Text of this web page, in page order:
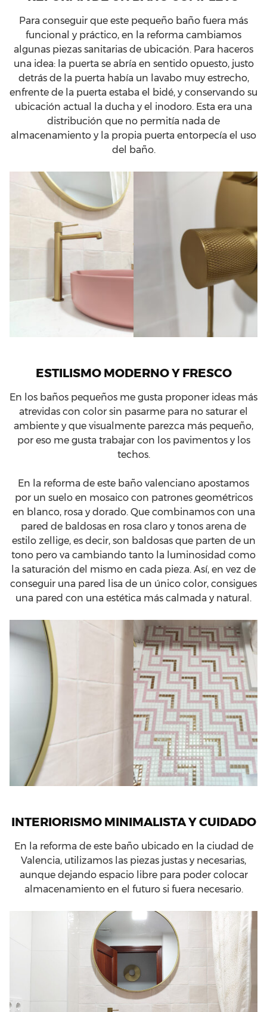
Para conseguir que este pequeño baño fuera más
funcional y práctico, en la reforma cambiamos
algunas piezas sanitarias de ubicación. Para haceros
una idea: la puerta se abría en sentido opuesto, justo
detrás de la puerta había un lavabo muy estrecho,
enfrente de la puerta estaba el bidé, y conservando su
ubicación actual la ducha y el inodoro. Esta era una
distribución que no permitía nada de
almacenamiento y la propia puerta entorpecía el uso
del baño.
ESTILISMO MODERNO Y FRESCO
En los baños pequeños me gusta proponer ideas más
atrevidas con color sin pasarme para no saturar el
ambiente y que visualmente parezca más pequeño,
por eso me gusta trabajar con los pavimentos y los
techos.
En la reforma de este baño valenciano apostamos
por un suelo en mosaico con patrones geométricos
en blanco, rosa y dorado. Que combinamos con una
pared de baldosas en rosa claro y tonos arena de
estilo zellige, es decir, son baldosas que parten de un
tono pero va cambiando tanto la luminosidad como
la saturación del mismo en cada pieza. Así, en vez de
conseguir una pared lisa de un único color, consigues
una pared con una estética más calmada y natural.
INTERIORISMO MINIMALISTA Y CUIDADO
En la reforma de este baño ubicado en la ciudad de
Valencia, utilizamos las piezas justas y necesarias,
aunque dejando espacio libre para poder colocar
almacenamiento en el futuro si fuera necesario.